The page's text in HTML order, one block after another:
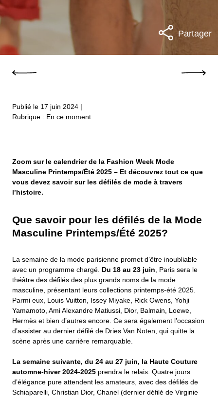
Partager
Publié le 17 juin 2024 |
Rubrique : En ce moment
Zoom sur le calendrier de la Fashion Week Mode
Masculine Printemps/Été 2025 – Et découvrez tout ce que
vous devez savoir sur les défilés de mode à travers
l’histoire.
Que savoir pour les défilés de la Mode
Masculine Printemps/Été 2025?
La semaine de la mode parisienne promet d’être inoubliable
avec un programme chargé. Du 18 au 23 juin , Paris sera le
théâtre des défilés des plus grands noms de la mode
masculine, présentant leurs collections printemps-été 2025.
Parmi eux, Louis Vuitton, Issey Miyake, Rick Owens, Yohji
Yamamoto, Ami Alexandre Matiussi, Dior, Balmain, Loewe,
Hermès et bien d’autres encore. Ce sera également l’occasion
d’assister au dernier défilé de Dries Van Noten, qui quitte la
scène après une carrière remarquable.
La semaine suivante, du 24 au 27 juin, la Haute Couture
automne-hiver 2024-2025 prendra le relais. Quatre jours
d’élégance pure attendent les amateurs, avec des défilés de
Schiaparelli, Christian Dior, Chanel (dernier défilé de Virginie